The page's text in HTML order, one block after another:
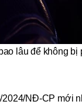
lâu để không bị
NĐ-CP mới